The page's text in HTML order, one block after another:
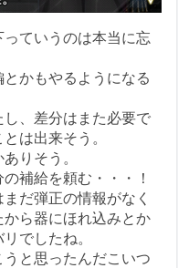
ていうのは本当に忘
かもやるようになる
、差分はまた必要で
は出来そう。
りそう。
補給を頼む・・・！
だ弾正の情報がなく
ら器にほれ込みとか
でしたね。
と思ったんだこいつ